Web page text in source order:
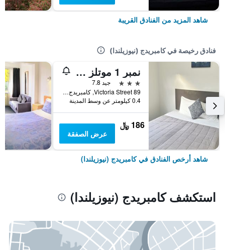
شاهد المزيد من الفنادق القريبة
فنادق رخيصة في كامبريدج (نيوزيلندا)
نمبر 1 موتلز أون فيكتوريا
3 نجوم
جيد 7.8
89 Victoria Street, كامبريدج (نيوزيلندا), نيوزيلندا
0.4 كيلومتر عن وسط المدينة
186 ﷼
عرض الصفقة
شاهد أرخص الفنادق في كامبريدج (نيوزيلندا)
استكشف كامبريدج (نيوزيلندا)